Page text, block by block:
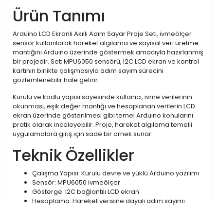
Ürün Tanımı
Arduino LCD Ekranlı Akıllı Adım Sayar Proje Seti, ivmeölçer
sensör kullanılarak hareket algılama ve sayısal veri üretme
mantığını Arduino üzerinde göstermek amacıyla hazırlanmış
bir projedir. Set; MPU6050 sensörü, I2C LCD ekran ve kontrol
kartının birlikte çalışmasıyla adım sayım sürecini
gözlemlenebilir hale getirir.
Kurulu ve kodlu yapısı sayesinde kullanıcı, ivme verilerinin
okunması, eşik değer mantığı ve hesaplanan verilerin LCD
ekran üzerinde gösterilmesi gibi temel Arduino konularını
pratik olarak inceleyebilir. Proje, hareket algılama temelli
uygulamalara giriş için sade bir örnek sunar.
Teknik Özellikler
Çalışma Yapısı: Kurulu devre ve yüklü Arduino yazılımı
Sensör: MPU6050 ivmeölçer
Gösterge: I2C bağlantılı LCD ekran
Hesaplama: Hareket verisine dayalı adım sayımı